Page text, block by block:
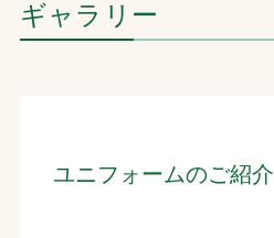
ギャラリー
ユニフォームのご紹介